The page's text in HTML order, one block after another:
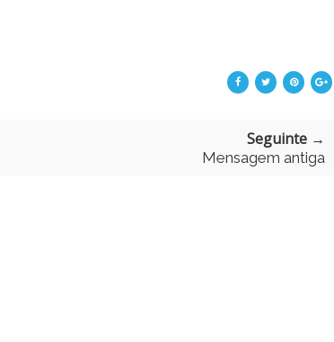
Seguinte →
Mensagem antiga